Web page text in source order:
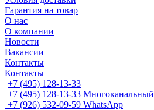
Гарантия на товар
О нас
О компании
Новости
Вакансии
Контакты
Контакты
+7 (495) 128-13-33
+7 (495) 128-13-33 Многоканальный
+7 (926) 532-09-59 WhatsApp